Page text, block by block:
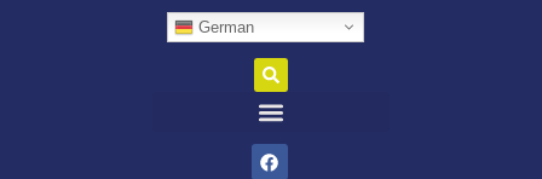
German